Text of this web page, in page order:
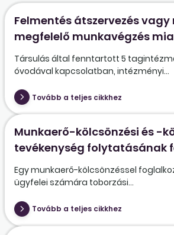
Felmentés átszervezés vagy
megfelelő munkavégzés
Társulás által fenntartott 5
óvodával kapcsolatban, intézményi...
Tovább a teljes cikkhez
Munkaerő-kölcsönzési és -
tevékenység folytatásának
Egy munkaerő-kölcsönzéssel
ügyfelei számára toborzási...
Tovább a teljes cikkhez